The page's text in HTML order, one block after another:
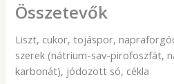
Összetevők
Liszt, cukor, tojáspor,
szerek (nátrium-sav-pirofoszfát,
karbonát), jódozott só, cékla